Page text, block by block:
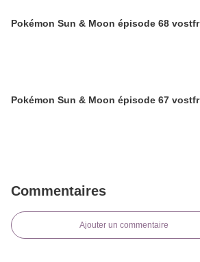
Pokémon Sun & Moon épisode 68 vostfr
Pokémon Sun & Moon épisode 67 vostfr
Commentaires
Ajouter un commentaire